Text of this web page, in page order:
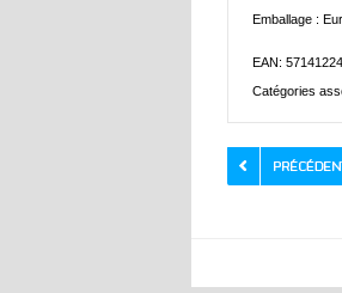
Emballage :
EAN:
Catégories